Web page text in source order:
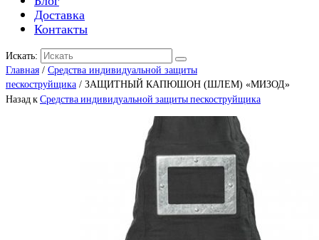
Доставка
Контакты
Искать:
Главная / Средства индивидуальной защиты
пескоструйщика / ЗАЩИТНЫЙ КАПЮШОН (ШЛЕМ) «МИЗОД»
Назад кСредства индивидуальной защиты пескоструйщика